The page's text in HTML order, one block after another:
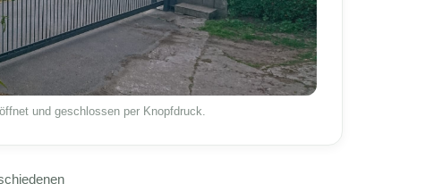
und geschlossen per Knopfdruck.